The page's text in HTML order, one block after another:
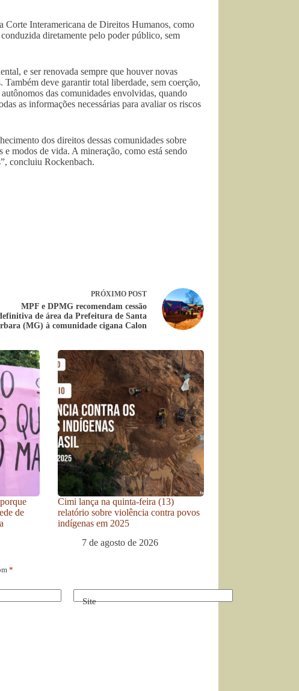
Corte Interamericana de Direitos Humanos, como
diretamente pelo poder público, sem
e ser renovada sempre que houver novas
deve garantir total liberdade, sem coerção,
das comunidades envolvidas, quando
as informações necessárias para avaliar os riscos
dos direitos dessas comunidades sobre
e modos de vida. A mineração, como está sendo
concluiu Rockenbach.
PRÓXIMO POST
MPF e DPMG recomendam cessão
de área da Prefeitura de Santa
(MG) à comunidade cigana Calon
de
Cimi lança na quinta-feira (13)
relatório sobre violência contra povos
indígenas em 2025
7 de agosto de 2026
*
Site